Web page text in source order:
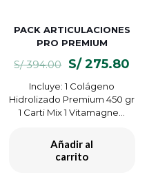
actual
S/ 270.00.
PACK ARTICULACIONES
PRO PREMIUM
S/394.00 El
original
era:
S/ 394.00.
S/275.80
es:
Incluye: 1 Colágeno
Hidrolizado Premium 450 gr
1 Carti Mix 1 Vitamagne...
Añadir al
carrito